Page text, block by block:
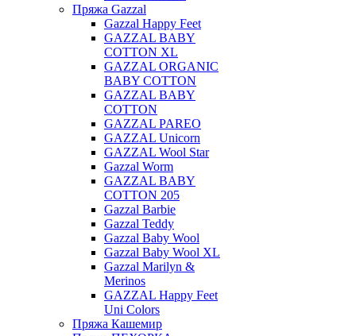
Пряжа Gazzal
Gazzal Happy Feet
GAZZAL BABY
COTTON XL
GAZZAL ORGANIC
BABY COTTON
GAZZAL BABY
COTTON
GAZZAL PAREO
GAZZAL Unicorn
GAZZAL Wool Star
Gazzal Worm
GAZZAL BABY
COTTON 205
Gazzal Barbie
Gazzal Teddy
Gazzal Baby Wool
Gazzal Baby Wool XL
Gazzal Marilyn &
Merinos
GAZZAL Happy Feet
Uni Colors
Пряжа Кашемир